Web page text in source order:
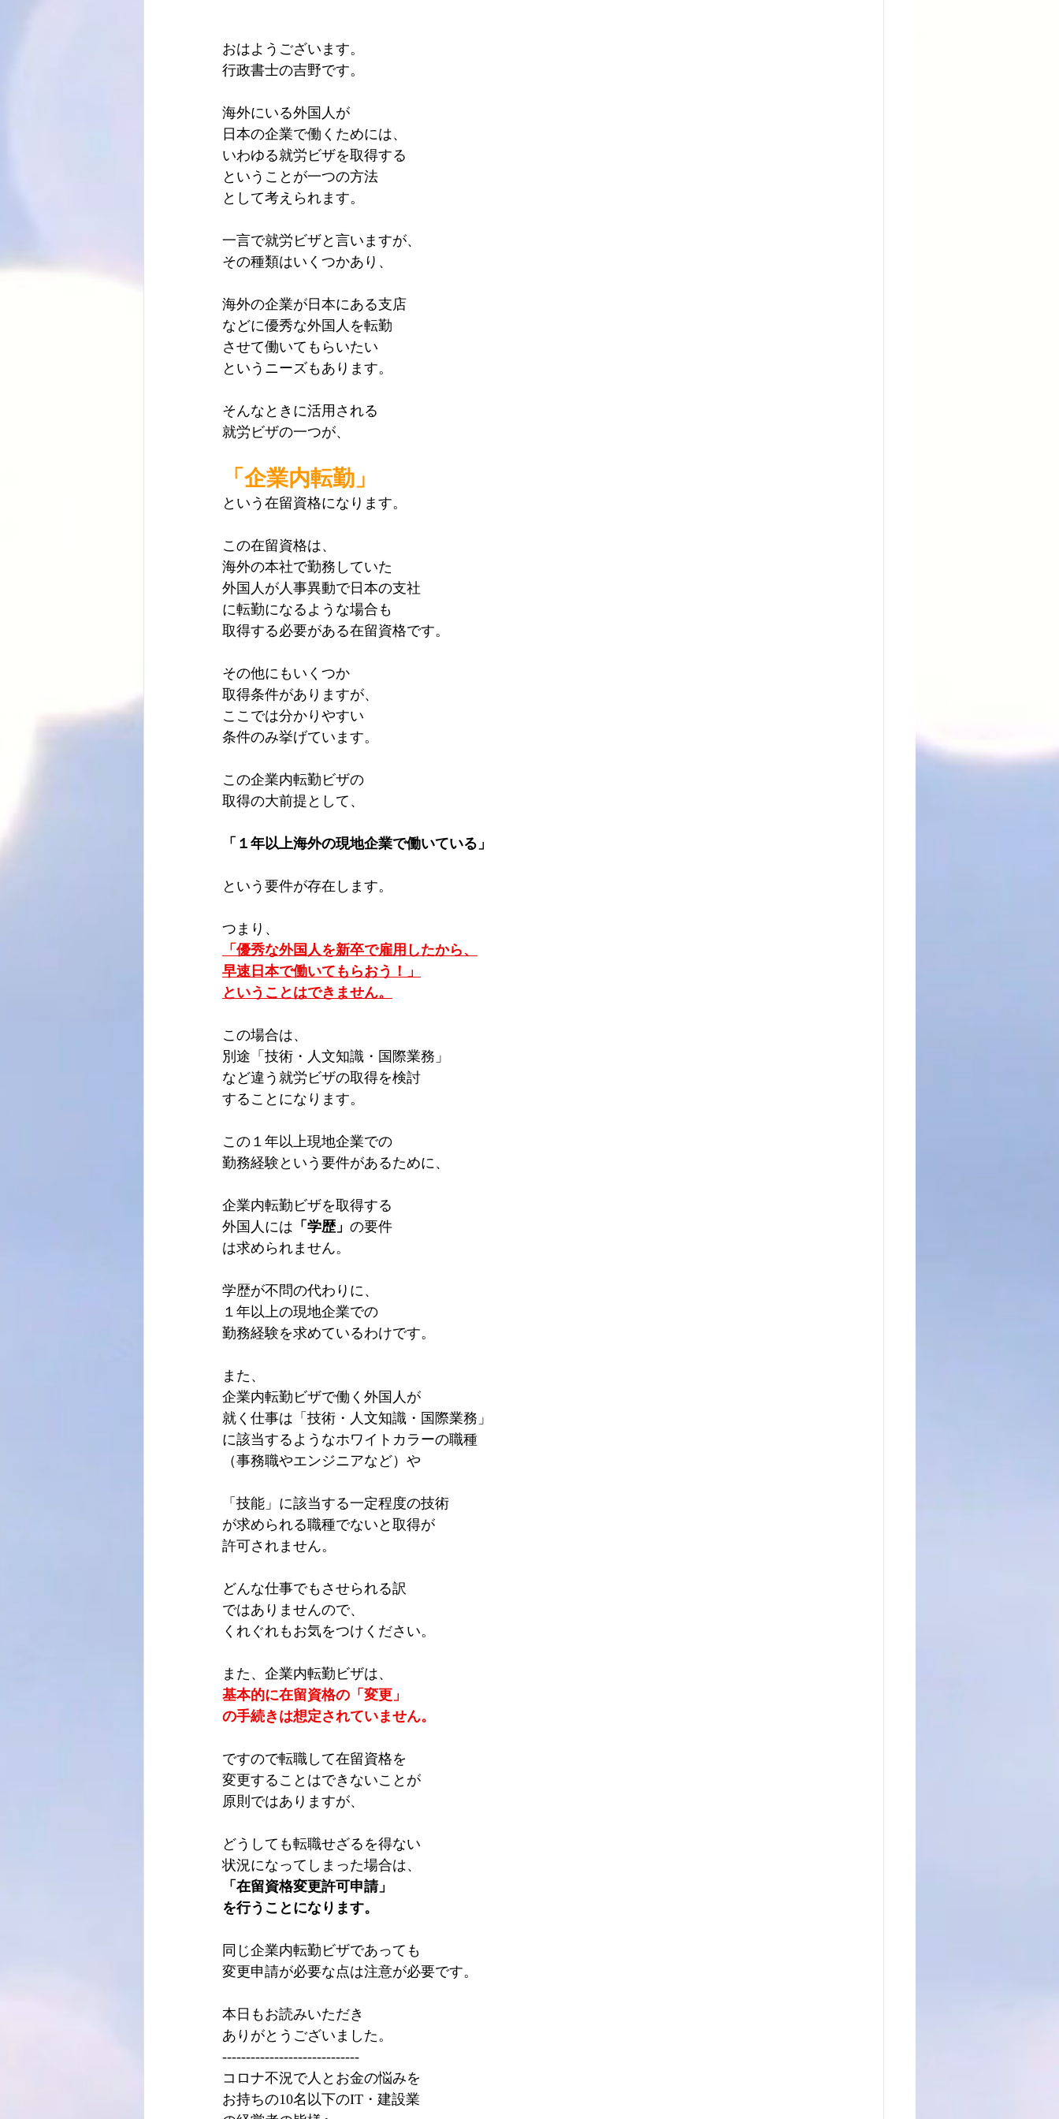
おはようございます。
行政書士の吉野です。
海外にいる外国人が
日本の企業で働くためには、
いわゆる就労ビザを取得する
ということが一つの方法
として考えられます。
一言で就労ビザと言いますが、
その種類はいくつかあり、
海外の企業が日本にある支店
などに優秀な外国人を転勤
させて働いてもらいたい
というニーズもあります。
そんなときに活用される
就労ビザの一つが、
「企業内転勤」
という在留資格になります。
この在留資格は、
海外の本社で勤務していた
外国人が人事異動で日本の支社
に転勤になるような場合も
取得する必要がある在留資格です。
その他にもいくつか
取得条件がありますが、
ここでは分かりやすい
条件のみ挙げています。
この企業内転勤ビザの
取得の大前提として、
「１年以上海外の現地企業で働いている」
という要件が存在します。
つまり、
「優秀な外国人を新卒で雇用したから、
早速日本で働いてもらおう！」
ということはできません。
この場合は、
別途「技術・人文知識・国際業務」
など違う就労ビザの取得を検討
することになります。
この１年以上現地企業での
勤務経験という要件があるために、
企業内転勤ビザを取得する
外国人には 「学歴」 の要件
は求められません。
学歴が不問の代わりに、
１年以上の現地企業での
勤務経験を求めているわけです。
また、
企業内転勤ビザで働く外国人が
就く仕事は「技術・人文知識・国際業務」
に該当するようなホワイトカラーの職種
（事務職やエンジニアなど）や
「技能」に該当する一定程度の技術
が求められる職種でないと取得が
許可されません。
どんな仕事でもさせられる訳
ではありませんので、
くれぐれもお気をつけください。
また、企業内転勤ビザは、
基本的に在留資格の「変更」
の手続きは想定されていません。
ですので転職して在留資格を
変更することはできないことが
原則ではありますが、
どうしても転職せざるを得ない
状況になってしまった場合は、
「在留資格変更許可申請」
を行うことになります。
同じ企業内転勤ビザであっても
変更申請が必要な点は注意が必要です。
本日もお読みいただき
ありがとうございました。
-----------------------------
コロナ不況で人とお金の悩みを
お持ちの10名以下のIT・建設業